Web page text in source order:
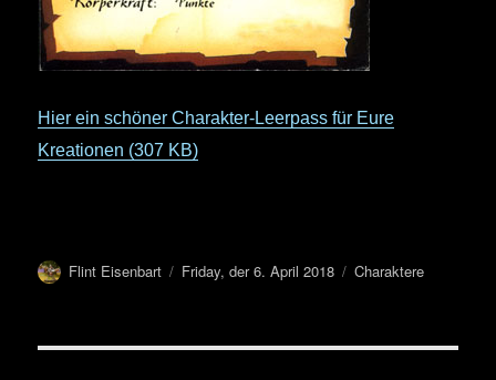
Hier ein schöner Charakter-Leerpass für Eure
Kreationen (307 KB)
Autor
Flint Eisenbart
Veröffentlicht
Friday, der 6. April 2018 Kategorien
Charaktere